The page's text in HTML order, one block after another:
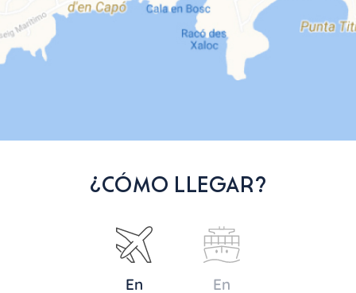
¿CÓMO LLEGAR?
En En